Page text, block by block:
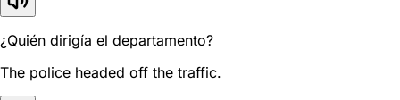
¿Quién dirigía el departamento?
The police headed off the traffic.